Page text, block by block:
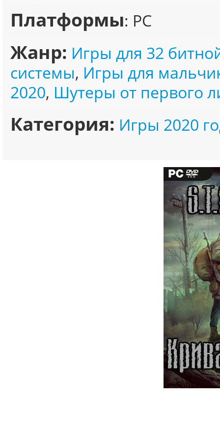
Платформы: PC
Жанр: Игры для 32
системы, Игры для
2020, Шутеры от первого
Категория: Игры 2020